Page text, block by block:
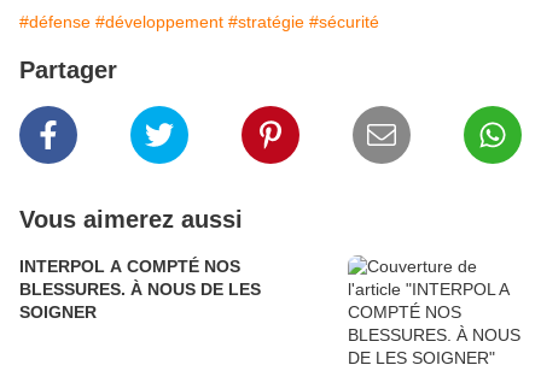
#défense #développement #stratégie #sécurité
Partager
Vous aimerez aussi
INTERPOL A COMPTÉ NOS
BLESSURES. À NOUS DE LES
SOIGNER